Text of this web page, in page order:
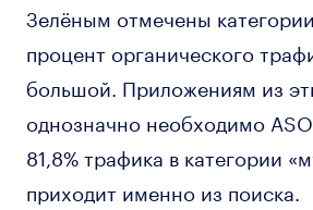
Зелёным отмечены
процент органического
большой. Приложениям из
однозначно необходимо
81,8% трафика в категории
приходит именно из поиска.